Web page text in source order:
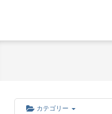
カテゴリー